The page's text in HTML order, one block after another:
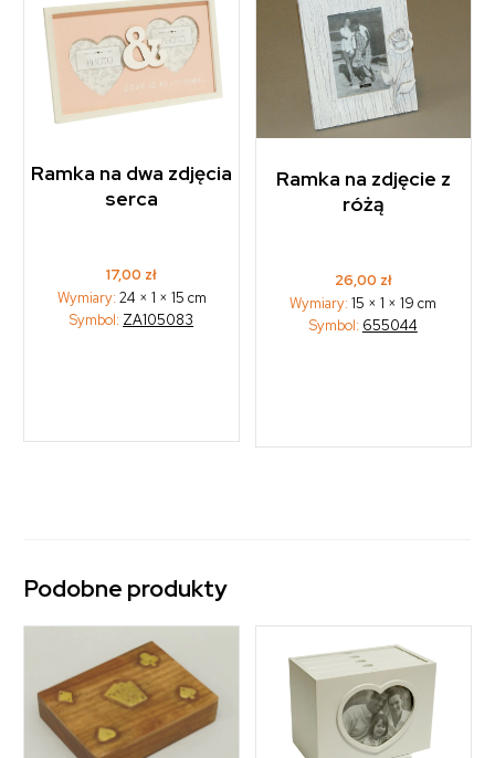
Ramka na dwa zdjęcia
serca
17,00 zł
Wymiary: 24 × 1 × 15 cm
Symbol: ZA105083
Ramka na zdjęcie z
różą
26,00 zł
Wymiary:15 × 1 × 19 cm
Symbol: 655044
Podobne produkty